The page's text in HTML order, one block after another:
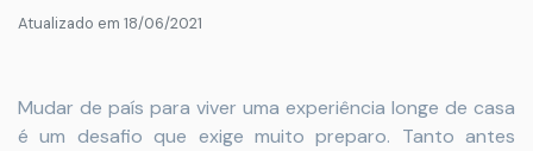
Atualizado em 18/06/2021
Mudar de país para viver uma experiência longe de casa
é um desafio que exige muito preparo. Tanto antes